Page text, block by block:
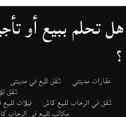
هل تحلم ببيع أو
؟
عقارات مدينتي شقق لليع في مدينتى
شقق
شقق في الرحاب للبيع كاش فيلات
مكاتب للبيع في الرحاب